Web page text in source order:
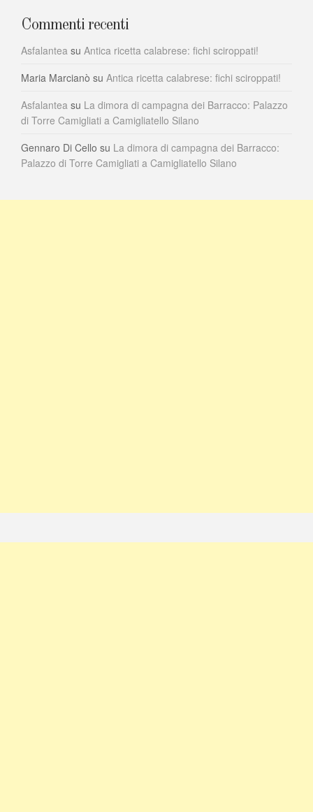
Commenti recenti
Asfalantea su Antica ricetta calabrese: fichi sciroppati!
Maria Marcianò su Antica ricetta calabrese: fichi sciroppati!
Asfalantea su La dimora di campagna dei Barracco: Palazzo
di Torre Camigliati a Camigliatello Silano
Gennaro Di Cello su La dimora di campagna dei Barracco:
Palazzo di Torre Camigliati a Camigliatello Silano